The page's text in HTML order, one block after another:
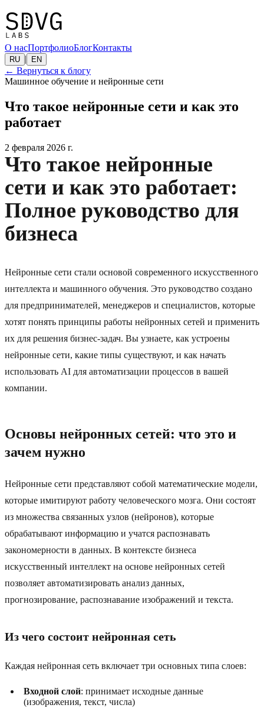
О насПортфолиоБлогКонтакты
RU | EN
← Вернуться к блогу
Машинное обучение и нейронные сети
Что такое нейронные сети и как это
работает
2 февраля 2026 г.
Что такое нейронные
сети и как это работает:
Полное руководство для
бизнеса
Нейронные сети стали основой современного искусственного
интеллекта и машинного обучения. Это руководство создано
для предпринимателей, менеджеров и специалистов, которые
хотят понять принципы работы нейронных сетей и применить
их для решения бизнес-задач. Вы узнаете, как устроены
нейронные сети, какие типы существуют, и как начать
использовать AI для автоматизации процессов в вашей
компании.
Основы нейронных сетей: что это и
зачем нужно
Нейронные сети представляют собой математические модели,
которые имитируют работу человеческого мозга. Они состоят
из множества связанных узлов (нейронов), которые
обрабатывают информацию и учатся распознавать
закономерности в данных. В контексте бизнеса
искусственный интеллект на основе нейронных сетей
позволяет автоматизировать анализ данных,
прогнозирование, распознавание изображений и текста.
Из чего состоит нейронная сеть
Каждая нейронная сеть включает три основных типа слоев:
Входной слой: принимает исходные данные
(изображения, текст, числа)